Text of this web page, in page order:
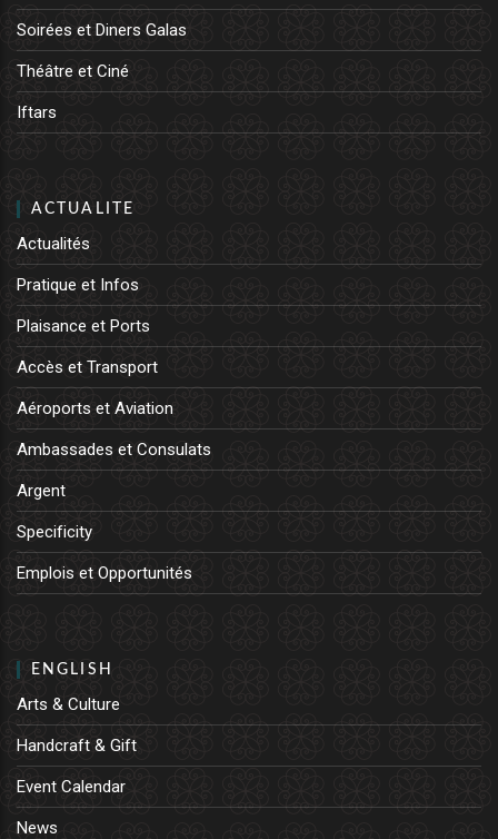
Soirées et Diners Galas
Théâtre et Ciné
Iftars
ACTUALITE
Actualités
Pratique et Infos
Plaisance et Ports
Accès et Transport
Aéroports et Aviation
Ambassades et Consulats
Argent
Specificity
Emplois et Opportunités
ENGLISH
Arts & Culture
Handcraft & Gift
Event Calendar
News